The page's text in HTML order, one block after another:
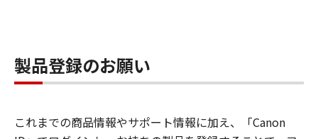
製品登録のお願い
これまでの商品情報やサポート情報に加え、「Canon